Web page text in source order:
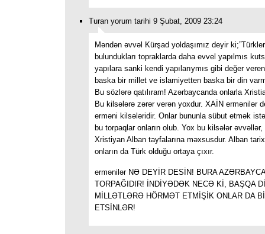
Turan yorum tarihi 9 Şubat, 2009 23:24
Məndən əvvəl Kürşad yoldaşımız deyir
bulundukları topraklarda daha evvel yapılmıs
yapılara sanki kendi yapılarıymıs gibi değer
baska bir millet ve islamiyetten baska bir din
Bu sözlərə qatılıram! Azərbaycanda onlarla
Bu kilsələrə zərər verən yoxdur. XAİN ermənilər
erməni kilsələridir. Onlar bununla sübut etmək
bu torpaqlar onların olub. Yox bu kilsələr
Xristiyan Alban tayfalarına məxsusdur. Alban
onların da Türk olduğu ortaya çıxır.
ermənilər NƏ DEYİR DESİN! BURA
TORPAĞIDIR! İNDİYƏDƏK NECƏ Kİ, BAŞQA
MİLLƏTLƏRƏ HÖRMƏT ETMİŞİK ONLAR DA
ETSİNLƏR!